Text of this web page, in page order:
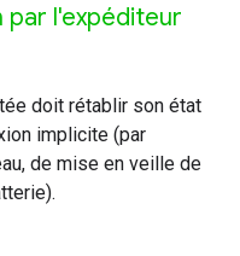
par l'expéditeur
doit rétablir son état
implicite (par
de mise en veille de